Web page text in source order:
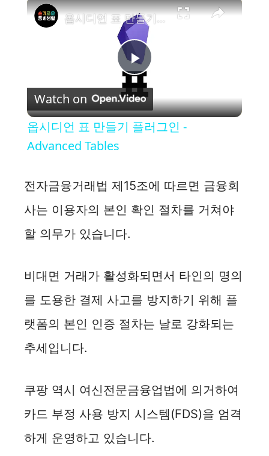
P
l
y
V
d
e
옵시디언 표 만들기 플러그인 - Advanced Tables
Watch on
옵시디언 표 만들기 플러그인 -
Advanced Tables
전자금융거래법 제15조에 따르면 금융회
사는 이용자의 본인 확인 절차를 거쳐야
할 의무가 있습니다.
비대면 거래가 활성화되면서 타인의 명의
를 도용한 결제 사고를 방지하기 위해 플
랫폼의 본인 인증 절차는 날로 강화되는
추세입니다.
쿠팡 역시 여신전문금융업법에 의거하여
카드 부정 사용 방지 시스템(FDS)을 엄격
하게 운영하고 있습니다.